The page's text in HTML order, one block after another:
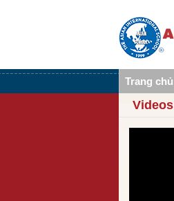
Trang chủ
Videos